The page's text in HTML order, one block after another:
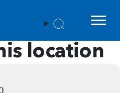
Menu
location